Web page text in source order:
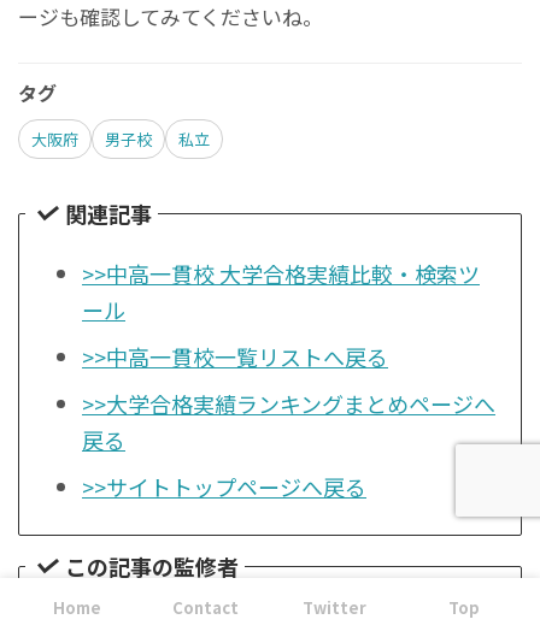
ージも確認してみてくださいね。
タグ
大阪府 男子校 私立
関連記事
>>中高一貫校 大学合格実績比較・検索ツ
ール
>>中高一貫校一覧リストへ戻る
>>大学合格実績ランキングまとめページへ
戻る
>>サイトトップページへ戻る
この記事の監修者
Home Contact Twitter Top